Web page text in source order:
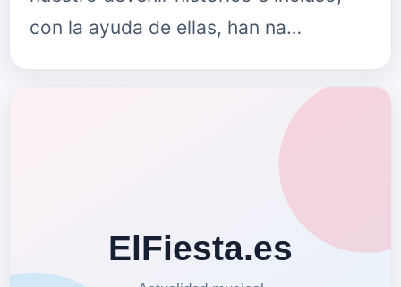
con la ayuda de ellas, han na…